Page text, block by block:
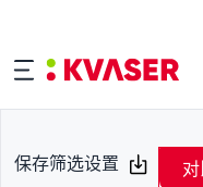
保存筛选设置